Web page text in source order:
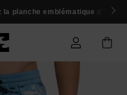
la planche emblématique d'Andy